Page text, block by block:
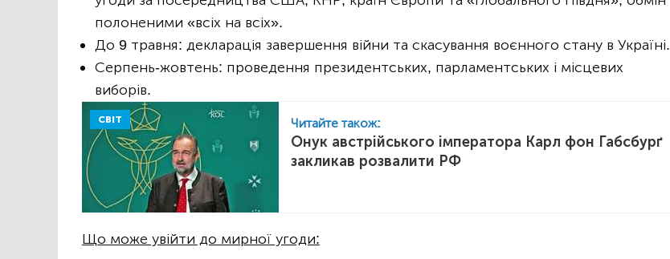
полоненими «всіх на всіх».
До 9 травня: декларація завершення війни та скасування воєнного стану в Україні.
Серпень-жовтень: проведення президентських, парламентських і місцевих
виборів.
СВІТ Читайте також:
Онук австрійського імператора Карл фон Габсбурґ
закликав розвалити РФ
Що може увійти до мирної угоди: